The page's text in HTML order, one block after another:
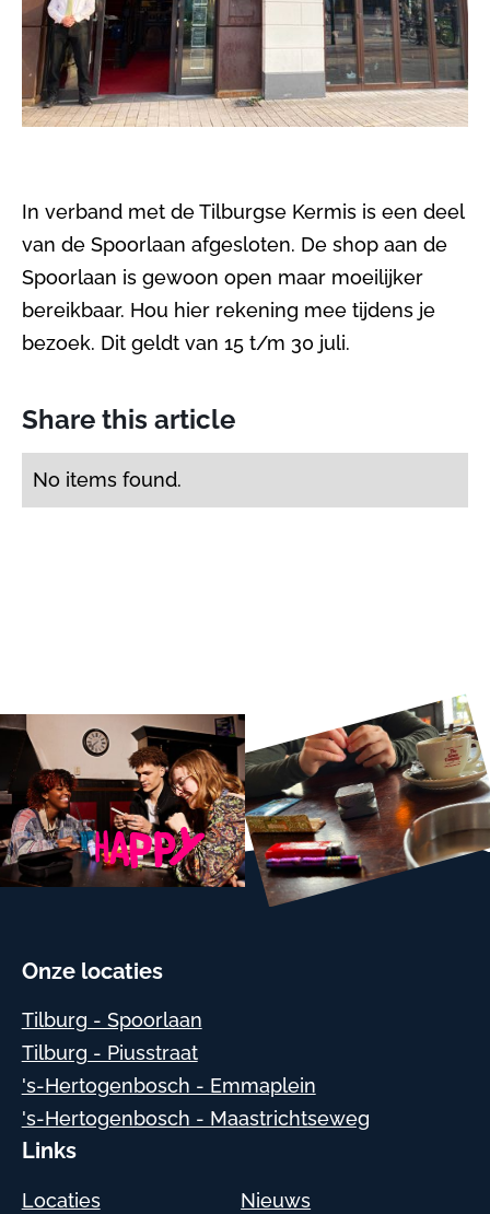
In verband met de Tilburgse Kermis is een deel
van de Spoorlaan afgesloten. De shop aan de
Spoorlaan is gewoon open maar moeilijker
bereikbaar. Hou hier rekening mee tijdens je
bezoek. Dit geldt van 15 t/m 30 juli.
Share this article
No items found.
Onze locaties
Tilburg - Spoorlaan
Tilburg - Piusstraat
's-Hertogenbosch - Emmaplein
's-Hertogenbosch - Maastrichtseweg
Links
Locaties Nieuws